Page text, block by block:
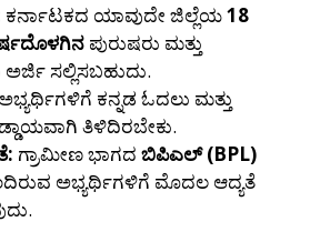
ಕರ್ನಾಟಕದ ಯಾವುದೇ ಜಿಲ್ಲೆಯ18
ಪುರುಷರು ಮತ್ತು
ಸಲ್ಲಿಸಬಹುದು.
ಅಭ್ಯರ್ಥಿಗಳಿಗೆ ಕನ್ನಡ ಓದಲು ಮತ್ತು
ತಿಳಿದಿರಬೇಕು.
ಗ್ರಾಮೀಣ ಭಾಗದ ಬಿಪಿಎಲ್ (BPL)
ಅಭ್ಯರ್ಥಿಗಳಿಗೆ ಮೊದಲ ಆದ್ಯತೆ